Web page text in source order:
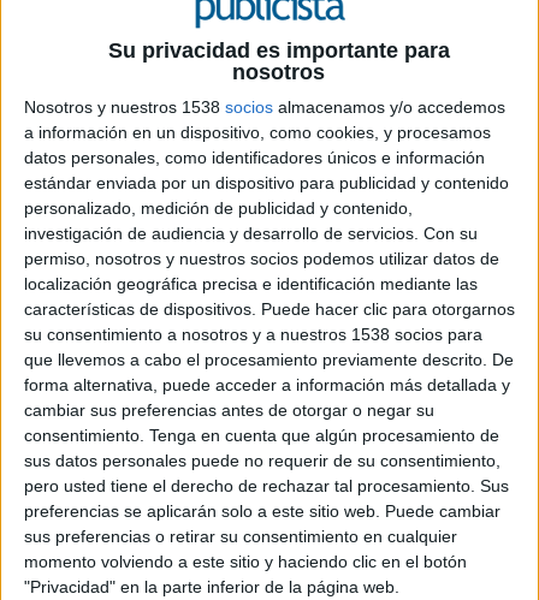
Su privacidad es importante para
nosotros
Nosotros y nuestros 1538 socios almacenamos y/o accedemos
a información en un dispositivo, como cookies, y procesamos
datos personales, como identificadores únicos e información
estándar enviada por un dispositivo para publicidad y contenido
personalizado, medición de publicidad y contenido,
investigación de audiencia y desarrollo de servicios. Con su
permiso, nosotros y nuestros socios podemos utilizar datos de
localización geográfica precisa e identificación mediante las
características de dispositivos. Puede hacer clic para otorgarnos
su consentimiento a nosotros y a nuestros 1538 socios para
que llevemos a cabo el procesamiento previamente descrito. De
forma alternativa, puede acceder a información más detallada y
cambiar sus preferencias antes de otorgar o negar su
consentimiento. Tenga en cuenta que algún procesamiento de
sus datos personales puede no requerir de su consentimiento,
pero usted tiene el derecho de rechazar tal procesamiento. Sus
preferencias se aplicarán solo a este sitio web. Puede cambiar
sus preferencias o retirar su consentimiento en cualquier
momento volviendo a este sitio y haciendo clic en el botón
"Privacidad" en la parte inferior de la página web.
Contacto cliente: Pepi Muñoz, Ramon Fallada,
Sylvia Rausch
Agencia: Ogilvy Barcelona
Directora general: Gemma Gutiérrez
Director creativo ejecutivo & strategy advisor:
Gabriel García de Oro
Executive creative director: Noelia Fernández
Director creativo: Enrique Almodóvar
Redactoras: Judith Mateo, Mireia García
Directoras de arte: Roser Olivella, Emma
Rodríguez